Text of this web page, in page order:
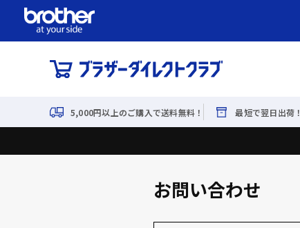
5,000円以上のご購入で送料無料！ 最短で翌日出荷！
お問い合わせ